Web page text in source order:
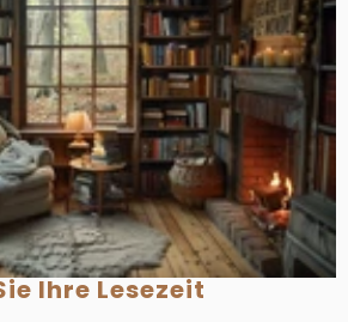
Ihre Lesezeit